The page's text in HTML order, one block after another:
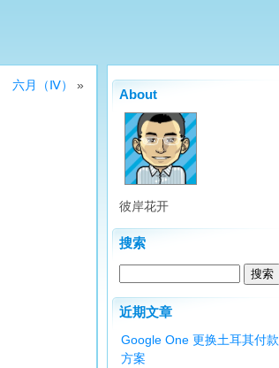
六月（Ⅳ） »
About
彼岸花开
搜索
近期文章
Google One 更换土耳其付款
方案